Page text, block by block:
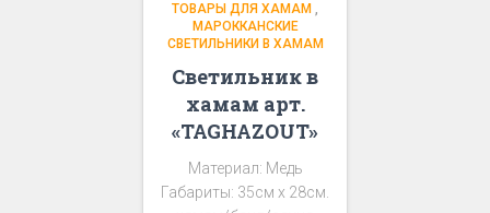
ТОВАРЫ ДЛЯ ХАМАМ ,
МАРОККАНСКИЕ
СВЕТИЛЬНИКИ В ХАМАМ
Светильник в
хамам арт.
«TAGHAZOUT»
Материал: Медь
Габариты: 35см х 28см.